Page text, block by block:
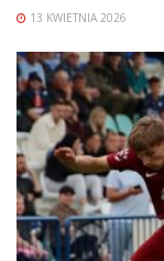
13 KWIETNIA 2026